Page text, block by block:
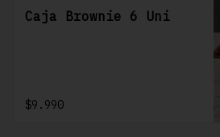
Caja Brownie 6 Uni
$9.990